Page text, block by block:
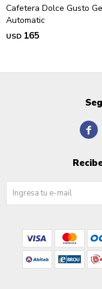
Cafetera Dolce Gusto
Automatic
USD 165
